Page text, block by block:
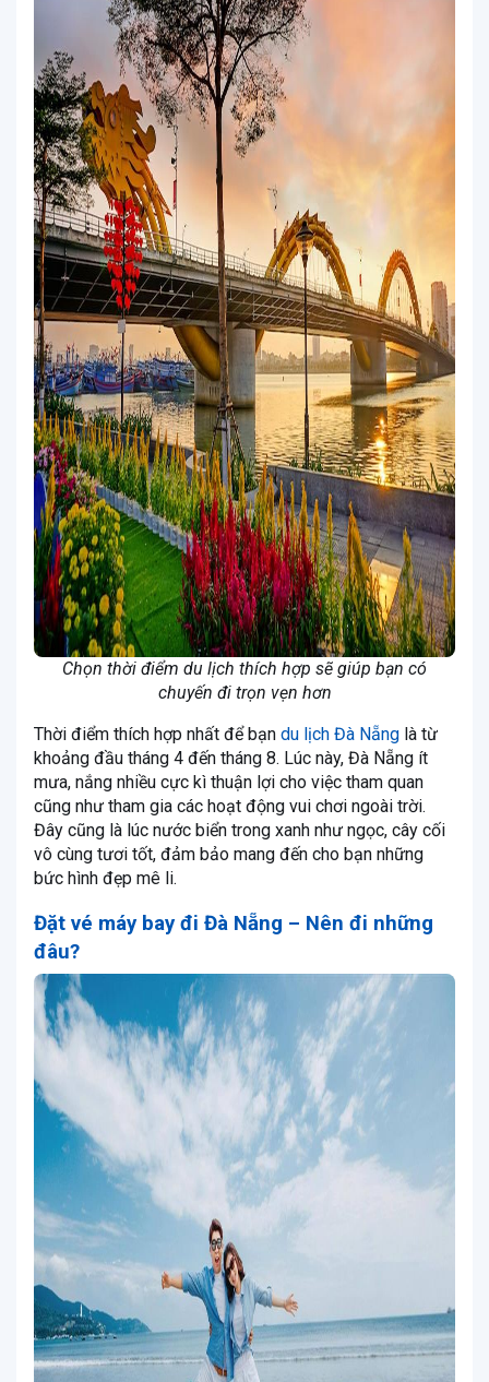
Chọn thời điểm du lịch thích hợp sẽ giúp bạn có
chuyến đi trọn vẹn hơn
Thời điểm thích hợp nhất để bạn du lịch Đà Nẵng là từ
khoảng đầu tháng 4 đến tháng 8. Lúc này, Đà Nẵng ít
mưa, nắng nhiều cực kì thuận lợi cho việc tham quan
cũng như tham gia các hoạt động vui chơi ngoài trời.
Đây cũng là lúc nước biển trong xanh như ngọc, cây cối
vô cùng tươi tốt, đảm bảo mang đến cho bạn những
bức hình đẹp mê li.
Đặt vé máy bay đi Đà Nẵng – Nên đi những
đâu?